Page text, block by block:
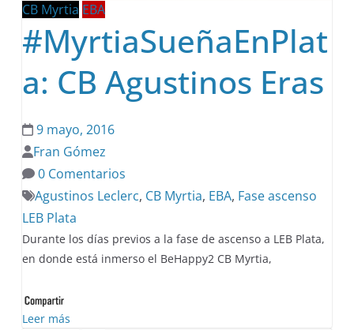
CB Myrtia EBA
#MyrtiaSueñaEnPlat
a: CB Agustinos Eras
9 mayo, 2016
Fran Gómez
0 Comentarios
Agustinos Leclerc, CB Myrtia, EBA, Fase ascenso
LEB Plata
Durante los días previos a la fase de ascenso a LEB Plata,
en donde está inmerso el BeHappy2 CB Myrtia,
Leer más